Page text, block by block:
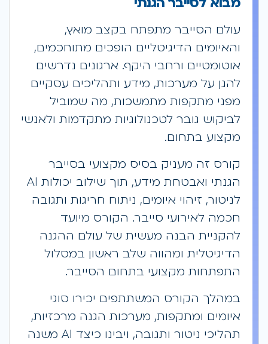
עולם הסייבר מתפתח בקצב מואץ,
והאיומים הדיגיטליים הופכים מתוחכמים,
אוטומטיים ורחבי היקף. ארגונים נדרשים
להגן על מערכות, מידע ותהליכים עסקיים
מפני מתקפות מתמשכות, מה שמוביל
לביקוש גובר לטכנולוגיות מתקדמות ולאנשי
מקצוע בתחום.
קורס זה מעניק בסיס מקצועי בסייבר
הגנתי ואבטחת מידע, תוך שילוב יכולות AI
לניטור, זיהוי איומים, ניתוח חריגות ותגובה
חכמה לאירועי סייבר. הקורס מיועד
להקניית הבנה מעשית של עולם ההגנה
הדיגיטלית ומהווה שלב ראשון במסלול
התפתחות מקצועי בתחום הסייבר.
במהלך הקורס המשתתפים יכירו סוגי
איומים ומתקפות, מערכות הגנה מרכזיות,
תהליכי ניטור ותגובה, ויבינו כיצד AI משנה